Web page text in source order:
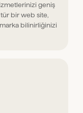
geniş
tür bir web site,
bilinirliğinizi